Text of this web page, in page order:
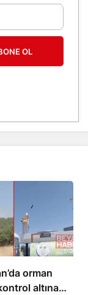
OL
orman
altına